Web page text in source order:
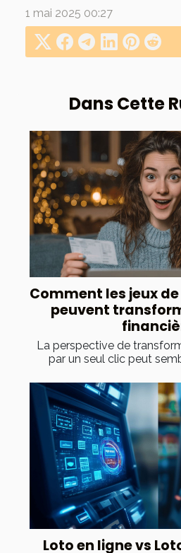
Dans Cette
Comment les jeux
peuvent
La perspective de
par un seul clic peut
Loto en ligne vs
1 mai 2025 00:27